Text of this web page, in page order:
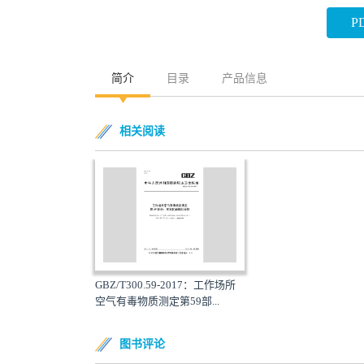
简介 目录 产品信息
相关阅读
GBZ/T300.59-2017：工作场所
空气有毒物质测定第59部...
图书评论